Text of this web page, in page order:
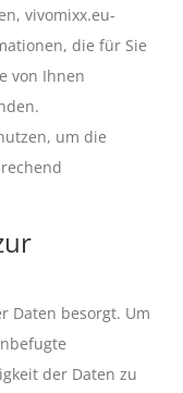
vivomixx.eu-
die für Sie
von Ihnen
um die
Daten besorgt. Um
der Daten zu